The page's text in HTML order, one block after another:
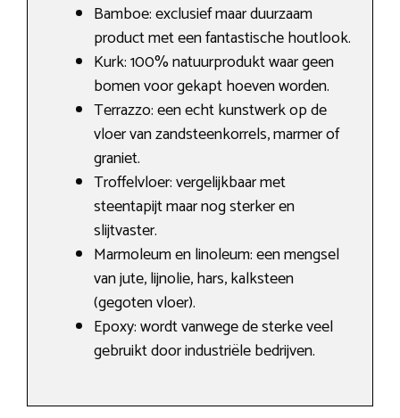
Bamboe: exclusief maar duurzaam
product met een fantastische houtlook.
Kurk: 100% natuurprodukt waar geen
bomen voor gekapt hoeven worden.
Terrazzo: een echt kunstwerk op de
vloer van zandsteenkorrels, marmer of
graniet.
Troffelvloer: vergelijkbaar met
steentapijt maar nog sterker en
slijtvaster.
Marmoleum en linoleum: een mengsel
van jute, lijnolie, hars, kalksteen
(gegoten vloer).
Epoxy: wordt vanwege de sterke veel
gebruikt door industriële bedrijven.